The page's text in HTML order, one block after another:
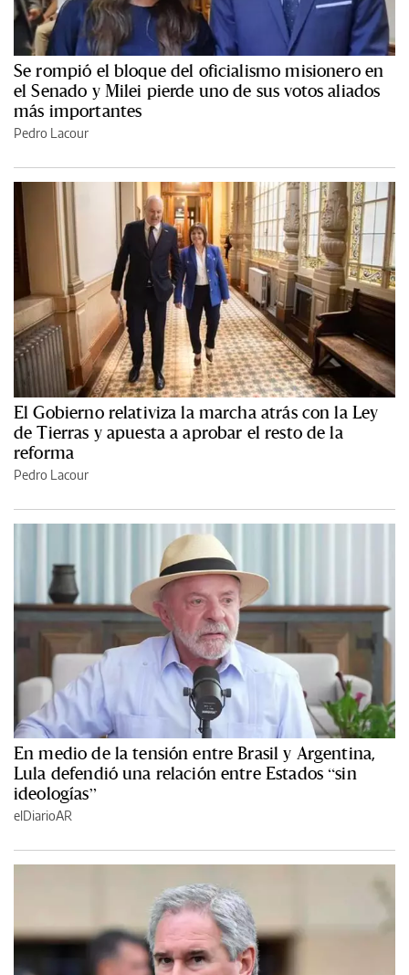
Se rompió el bloque del oficialismo misionero en
el Senado y Milei pierde uno de sus votos aliados
más importantes
Pedro Lacour
El Gobierno relativiza la marcha atrás con la Ley
de Tierras y apuesta a aprobar el resto de la
reforma
Pedro Lacour
En medio de la tensión entre Brasil y Argentina,
Lula defendió una relación entre Estados “sin
ideologías”
elDiarioAR